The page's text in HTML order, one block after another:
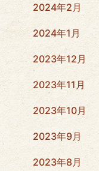
2024年2月
2024年1月
2023年12月
2023年11月
2023年10月
2023年9月
2023年8月